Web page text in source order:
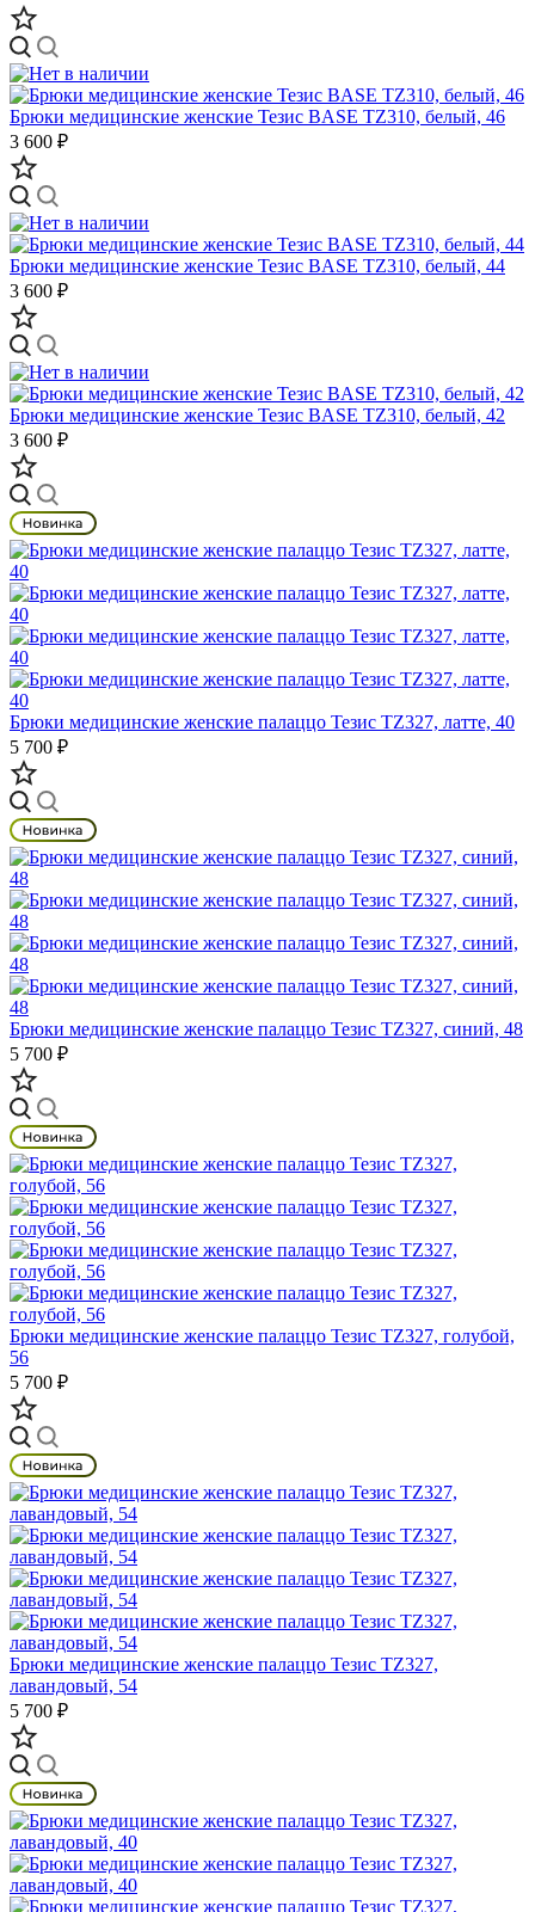
Брюки медицинские женские Тезис BASE TZ310, белый, 46
3 600 ₽
Брюки медицинские женские Тезис BASE TZ310, белый, 44
3 600 ₽
Брюки медицинские женские Тезис BASE TZ310, белый, 42
3 600 ₽
Брюки медицинские женские палаццо Тезис TZ327, латте, 40
5 700 ₽
Брюки медицинские женские палаццо Тезис TZ327, синий, 48
5 700 ₽
Брюки медицинские женские палаццо Тезис TZ327, голубой,
56
5 700 ₽
Брюки медицинские женские палаццо Тезис TZ327,
лавандовый, 54
5 700 ₽